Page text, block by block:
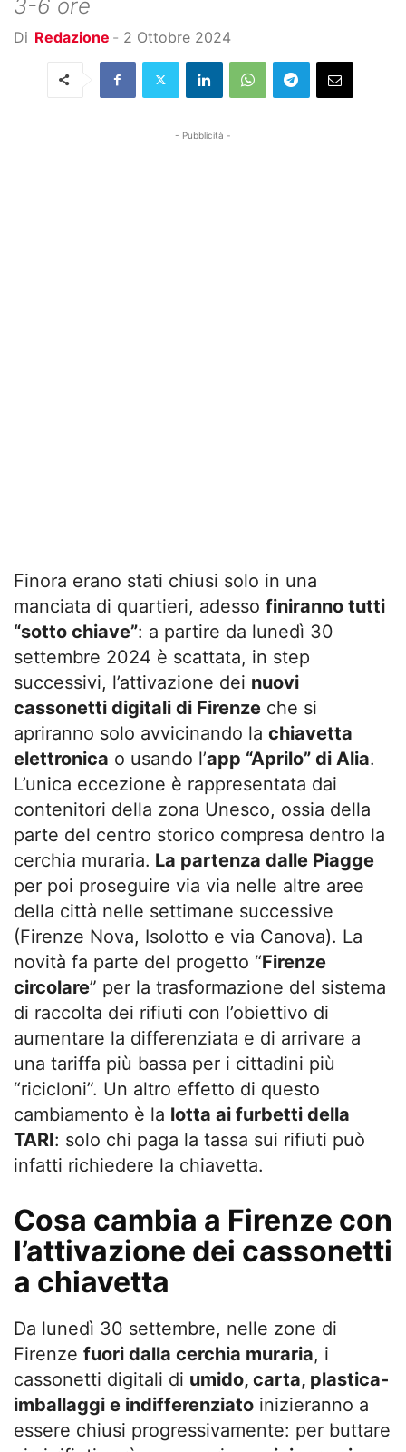
3-6 ore
Di Redazione - 2 Ottobre 2024
- Pubblicità -
Finora erano stati chiusi solo in una
manciata di quartieri, adesso finiranno tutti
“sotto chiave”: a partire da lunedì 30
settembre 2024 è scattata, in step
successivi, l’attivazione dei nuovi
cassonetti digitali di Firenze che si
apriranno solo avvicinando la chiavetta
elettronica o usando l’app “Aprilo” di Alia.
L’unica eccezione è rappresentata dai
contenitori della zona Unesco, ossia della
parte del centro storico compresa dentro la
cerchia muraria. La partenza dalle Piagge
per poi proseguire via via nelle altre aree
della città nelle settimane successive
(Firenze Nova, Isolotto e via Canova). La
novità fa parte del progetto “Firenze
circolare” per la trasformazione del sistema
di raccolta dei rifiuti con l’obiettivo di
aumentare la differenziata e di arrivare a
una tariffa più bassa per i cittadini più
“ricicloni”. Un altro effetto di questo
cambiamento è la lotta ai furbetti della
TARI: solo chi paga la tassa sui rifiuti può
infatti richiedere la chiavetta.
Cosa cambia a Firenze con
l’attivazione dei cassonetti
a chiavetta
Da lunedì 30 settembre, nelle zone di
Firenze fuori dalla cerchia muraria, i
cassonetti digitali di umido, carta, plastica-
imballaggi e indifferenziato inizieranno a
essere chiusi progressivamente: per buttare